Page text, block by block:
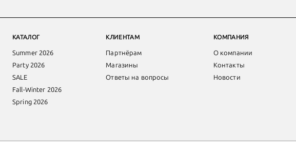
КАТАЛОГ
Summer 2026
Party 2026
SALE
Fall-Winter 2026
Spring 2026
КЛИЕНТАМ
Партнёрам
Магазины
Ответы на вопросы
КОМПАНИЯ
О компании
Контакты
Новости